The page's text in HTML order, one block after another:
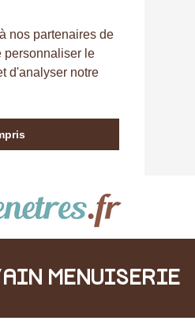
nos partenaires de
personnaliser le
d'analyser notre
MENUISERIE